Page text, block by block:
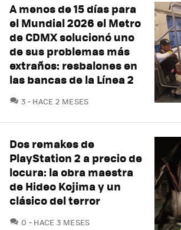
A menos de 15 días para
el Mundial 2026 el Metro
de CDMX solucionó uno
de sus problemas más
extraños: resbalones en
las bancas de la Línea 2
3 COMENTARIOS
HACE 2 MESES
Dos remakes de
PlayStation 2 a precio de
locura: la obra maestra
de Hideo Kojima y un
clásico del terror
0 COMENTARIOS
HACE 3 MESES